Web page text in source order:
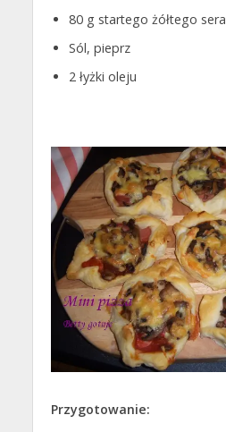
80 g startego żółtego sera
Sól, pieprz
2 łyżki oleju
Przygotowanie: